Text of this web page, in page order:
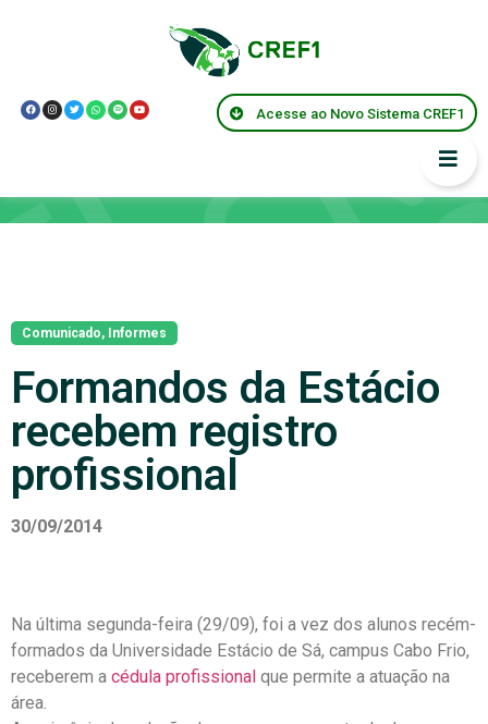
Acesse ao Novo Sistema CREF1
Comunicado, Informes
Formandos da Estácio
recebem registro
profissional
30/09/2014
Na última segunda-feira (29/09), foi a vez dos alunos recém-
formados da Universidade Estácio de Sá, campus Cabo Frio,
receberem a cédula profissional que permite a atuação na
área.